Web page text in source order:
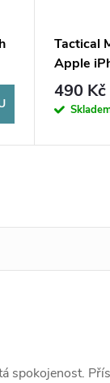
Tactical
Apple
490 Kč
spokojenost.